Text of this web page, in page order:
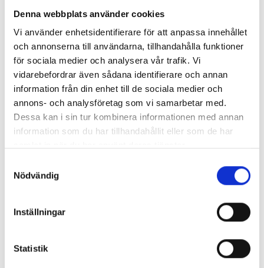
Denna webbplats använder cookies
Vi använder enhetsidentifierare för att anpassa innehållet
och annonserna till användarna, tillhandahålla funktioner
för sociala medier och analysera vår trafik. Vi
vidarebefordrar även sådana identifierare och annan
information från din enhet till de sociala medier och
annons- och analysföretag som vi samarbetar med.
Dessa kan i sin tur kombinera informationen med annan
information som du har tillhandahållit eller som de har
Nödvändig
Inställningar
Statistik
Reservdelar och filter till REC Indovent aggregat.
Här hittar du reservdelar och filter till REC Indovent aggregat, vi
har även reservdelar och filter till utgångna REC Indovent ftx-